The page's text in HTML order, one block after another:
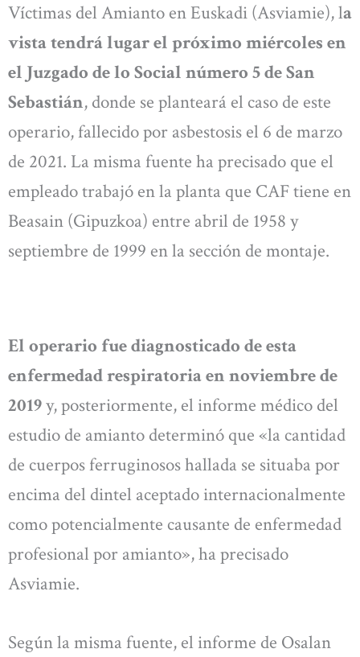
Víctimas del Amianto en Euskadi (Asviamie), la
vista tendrá lugar el próximo miércoles en
el Juzgado de lo Social número 5 de San
Sebastián, donde se planteará el caso de este
operario, fallecido por asbestosis el 6 de marzo
de 2021. La misma fuente ha precisado que el
empleado trabajó en la planta que CAF tiene en
Beasain (Gipuzkoa) entre abril de 1958 y
septiembre de 1999 en la sección de montaje.
El operario fue diagnosticado de esta
enfermedad respiratoria en noviembre de
2019y, posteriormente, el informe médico del
estudio de amianto determinó que «la cantidad
de cuerpos ferruginosos hallada se situaba por
encima del dintel aceptado internacionalmente
como potencialmente causante de enfermedad
profesional por amianto», ha precisado
Asviamie.
Según la misma fuente, el informe de Osalan